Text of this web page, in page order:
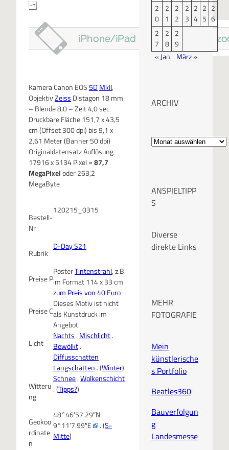
Kamera Canon EOS 5DMkII,
ObjektivZeiss Distagon 18 mm
– Blende 8,0 – Zeit 4,0 sec
Druckbare Fläche 151,7 x 43,5
cm (Offset 300 dpi) bis 9,1 x
2,61 Meter (Banner 50 dpi)
Originaldatensatz Auflösung
17916 x 5134 Pixel =87,7
MegaPixeloder 263,2
MegaByte
Bestell-
Nr
120215_0315
Rubrik
D-Day S21
Preise P
PosterTintenstrahl, z.B.
im Format 114 x 33 cm
zum Preis von 40 Euro
Preise C
Dieses Motiv ist nicht
als Kunstdruck im
Angebot
Licht
Nachts.Mischlicht.
Bewölkt.
Diffusschatten.
Langschatten. (Winter)
Witteru
ng
Schnee.Wolkenschicht
. (Tipps?)
Geokoo
rdinate
n
48°46’57.29″N
9°11’7.99″E
. (S-
Mitte)
2
0
2
1
2
2
2
3
2
4
2
5
2
6
2
7
2
8
2
9
« Jan. März »
ARCHIV
A
h
v
ANSPIELTIPP
S
Diverse
direkte Links
MEHR
FOTOGRAFIE
Mein
künstlerische
s Portfolio
Beatles360
Bauverfolgun
g
Landesmesse